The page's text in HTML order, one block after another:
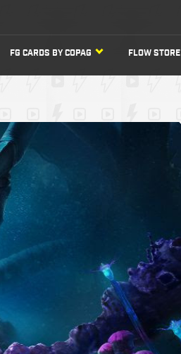
FG CARDS BY COPAG FLOW STORE